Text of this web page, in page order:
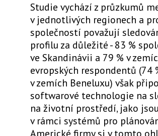
Studie vychází z průzkumů
v jednotlivých regionech a
společností považují
profilu za důležité - 83 %
ve Skandinávii a 79 % v
evropských respondentů (74
v zemích Beneluxu) však
softwarové technologie na
na životní prostředí, jako
v rámci systémů pro
Americké firmy si v tomto